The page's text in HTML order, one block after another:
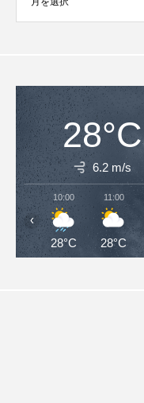
28°C
6.2 m/s
10:00
28°C
11:00
28°C
‹